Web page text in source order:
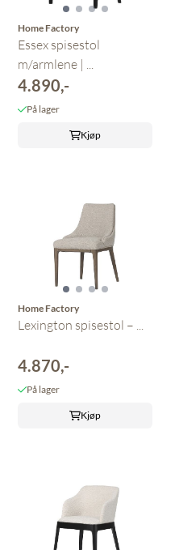
Home Factory
Essex spisestol
m/armlene | ...
4.890,-
På lager
Kjøp
Home Factory
Lexington spisestol – ...
4.870,-
På lager
Kjøp